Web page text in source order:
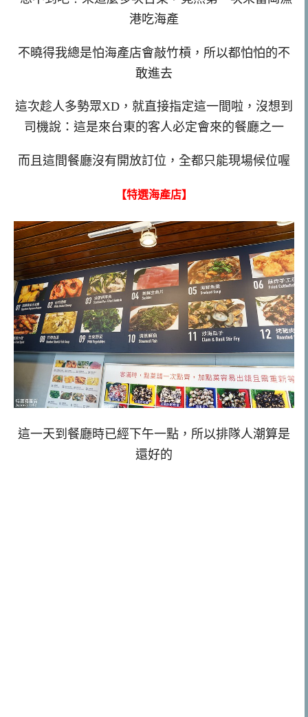
港吃海產
不曉得我總是怕海產店會敲竹槓，所以都怕怕的不
敢進去
這次趁人多勢眾XD，就直接指定這一間啦，沒想到
司機說：這是來台東的客人必定會來的餐廳之一
而且這間餐廳沒有開放訂位，全都只能現場候位喔
【特選海產店】
這一天到餐廳時已經下午一點，所以排隊人潮算是
還好的